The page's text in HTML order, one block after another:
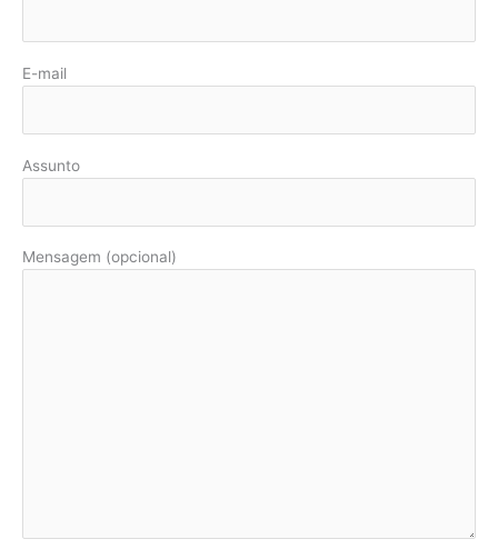
E-mail
Assunto
Mensagem (opcional)